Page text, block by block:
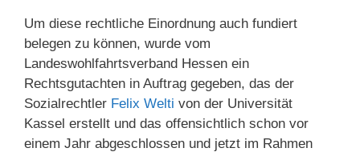
Um diese rechtliche Einordnung auch fundiert
belegen zu können, wurde vom
Landeswohlfahrtsverband Hessen ein
Rechtsgutachten in Auftrag gegeben, das der
Sozialrechtler Felix Welti von der Universität
Kassel erstellt und das offensichtlich schon vor
einem Jahr abgeschlossen und jetzt im Rahmen